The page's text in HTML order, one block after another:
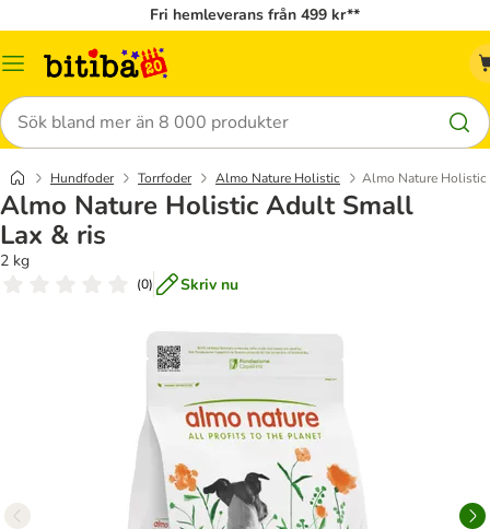
Fri hemleverans från 499 kr**
Meny
Sök
Hundfoder Torrfoder Almo Nature Holistic Almo Nature
Almo Nature Holistic Adult Small
Lax & ris
2 kg
(0) Skriv nu